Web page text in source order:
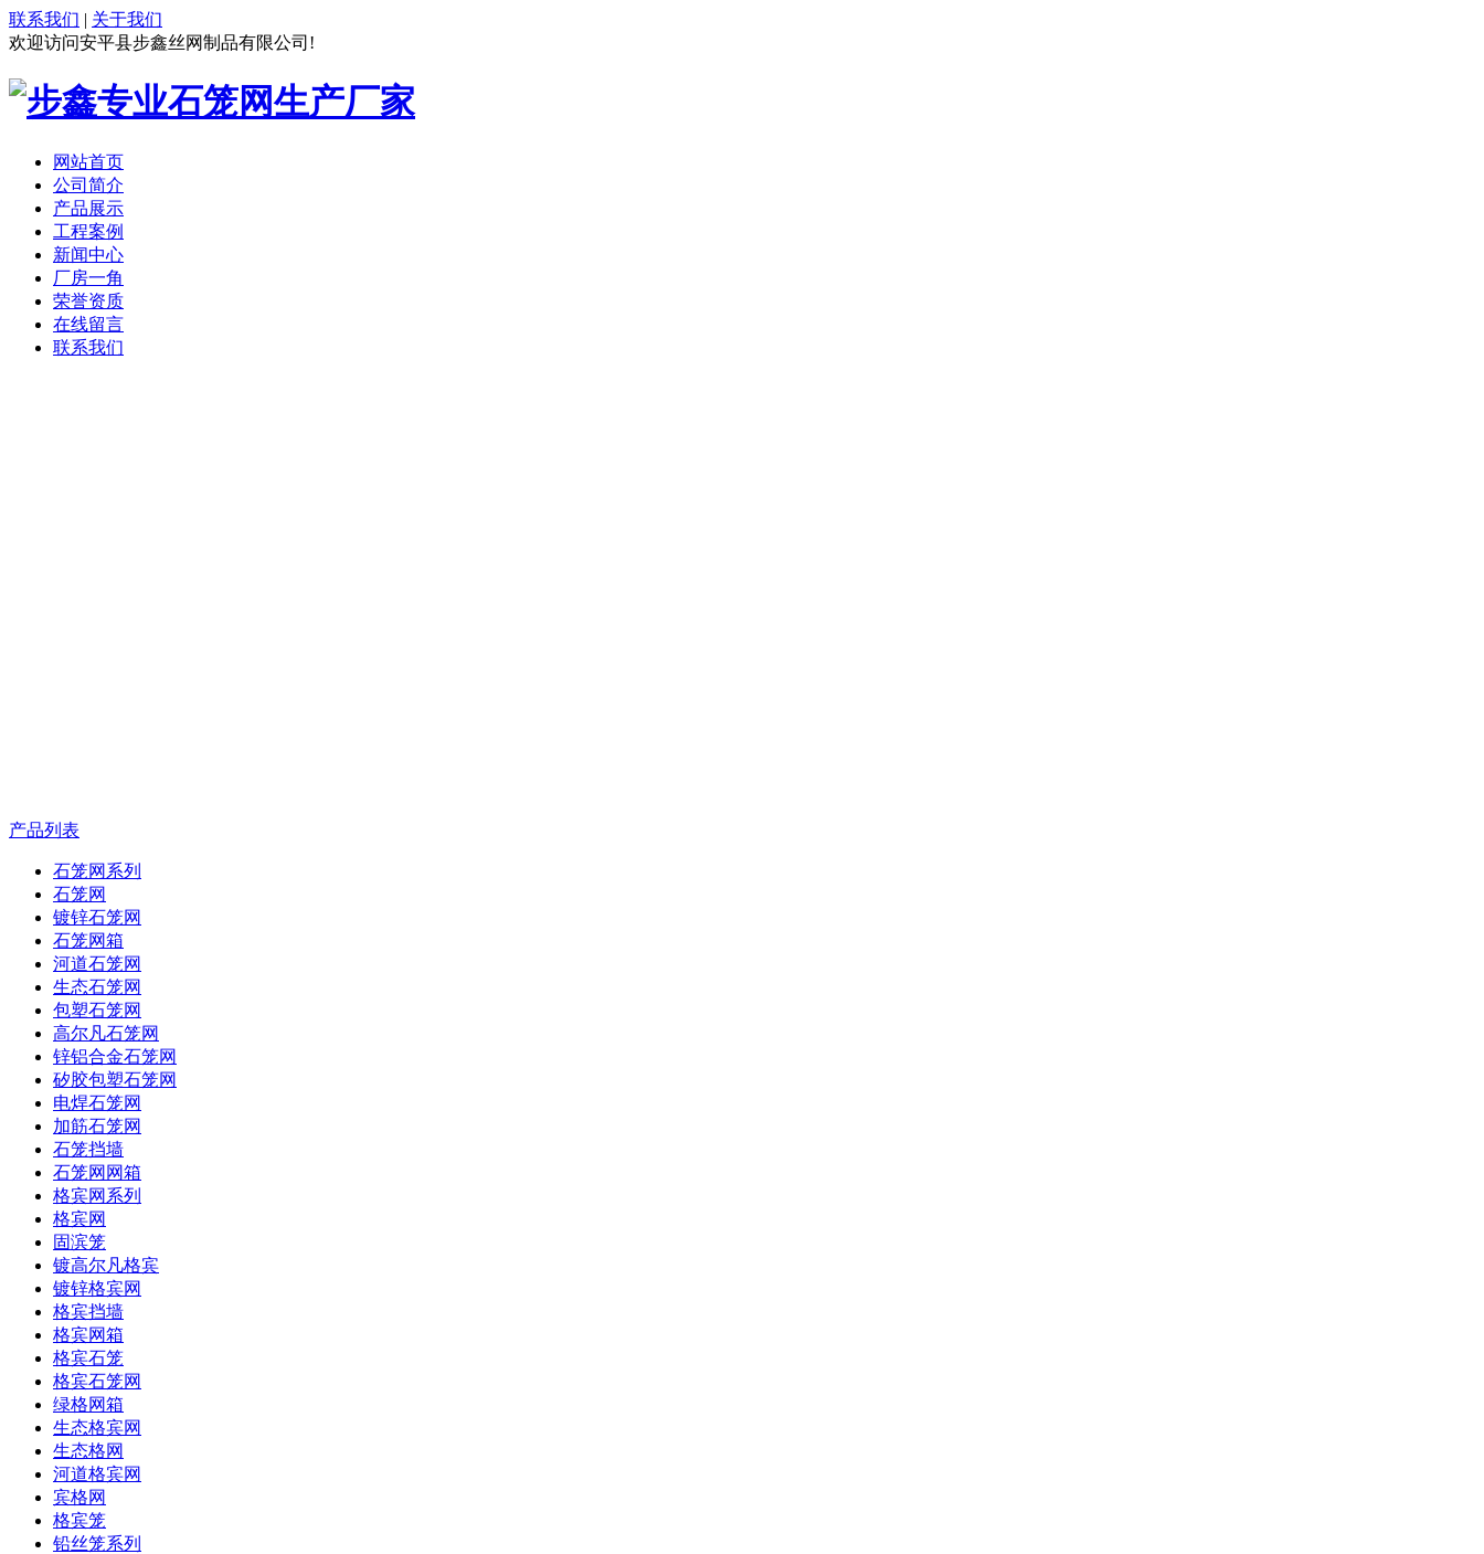
联系我们 | 关于我们
欢迎访问安平县步鑫丝网制品有限公司!
网站首页
公司简介
产品展示
工程案例
新闻中心
厂房一角
荣誉资质
在线留言
联系我们
产品列表
石笼网系列
石笼网
镀锌石笼网
石笼网箱
河道石笼网
生态石笼网
包塑石笼网
高尔凡石笼网
锌铝合金石笼网
矽胶包塑石笼网
电焊石笼网
加筋石笼网
石笼挡墙
石笼网网箱
格宾网系列
格宾网
固滨笼
镀高尔凡格宾
镀锌格宾网
格宾挡墙
格宾网箱
格宾石笼
格宾石笼网
绿格网箱
生态格宾网
生态格网
河道格宾网
宾格网
格宾笼
铅丝笼系列